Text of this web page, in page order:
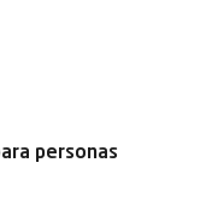
personas